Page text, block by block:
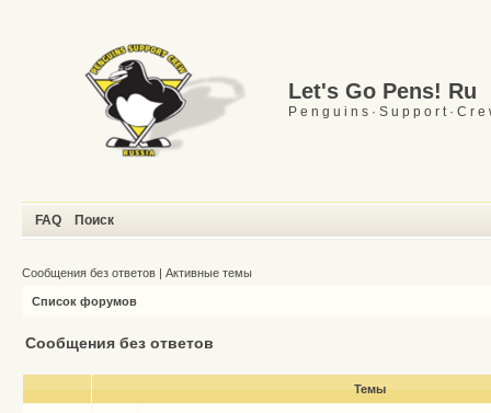
Let's Go Pens! Ru
P e n g u i n s · S u p p o r t · C r e
FAQ Поиск
Сообщения без ответов | Активные темы
Список форумов
Сообщения без ответов
Темы